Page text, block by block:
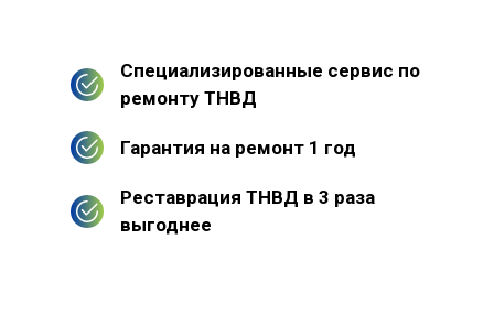
Специализированные сервис по
ремонту ТНВД
Гарантия на ремонт 1 год
Реставрация ТНВД в 3 раза
выгоднее